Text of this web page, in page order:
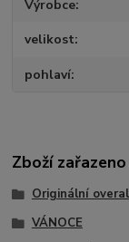
Výrobce
velikost
pohlaví
Zboží
Originální
VÁNOCE